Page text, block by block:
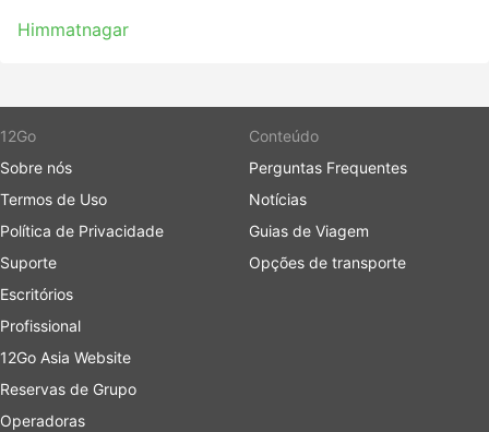
Himmatnagar
12Go
Sobre nós
Termos de Uso
Política de Privacidade
Suporte
Escritórios
Profissional
12Go Asia Website
Reservas de Grupo
Operadoras
Conteúdo
Perguntas Frequentes
Notícias
Guias de Viagem
Opções de transporte